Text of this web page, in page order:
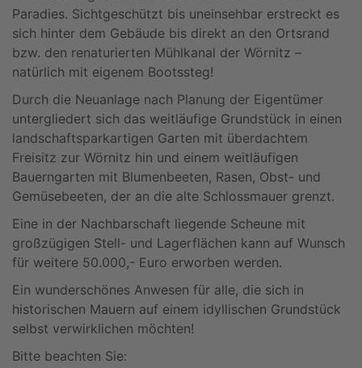
Paradies. Sichtgeschützt bis uneinsehbar erstreckt es
sich hinter dem Gebäude bis direkt an den Ortsrand
bzw. den renaturierten Mühlkanal der Wörnitz –
natürlich mit eigenem Bootssteg!
Durch die Neuanlage nach Planung der Eigentümer
untergliedert sich das weitläufige Grundstück in einen
landschaftsparkartigen Garten mit überdachtem
Freisitz zur Wörnitz hin und einem weitläufigen
Bauerngarten mit Blumenbeeten, Rasen, Obst- und
Gemüsebeeten, der an die alte Schlossmauer grenzt.
Eine in der Nachbarschaft liegende Scheune mit
großzügigen Stell- und Lagerflächen kann auf Wunsch
für weitere 50.000,- Euro erworben werden.
Ein wunderschönes Anwesen für alle, die sich in
historischen Mauern auf einem idyllischen Grundstück
selbst verwirklichen möchten!
Bitte beachten Sie: